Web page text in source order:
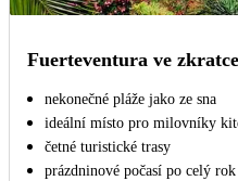
Fuerteventura ve
nekonečné pláže jako ze sna
ideální místo pro milovníky
četné turistické trasy
prázdninové počasí po celý rok